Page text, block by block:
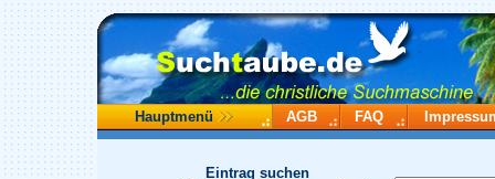
Hauptmenü AGB FAQ
Eintrag suchen